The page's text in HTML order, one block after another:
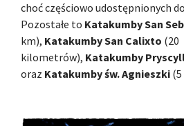
choć częściowo udostępnionych
Pozostałe to Katakumby San
km), Katakumby San Calixto (20
kilometrów), Katakumby
oraz Katakumby św. Agnieszki